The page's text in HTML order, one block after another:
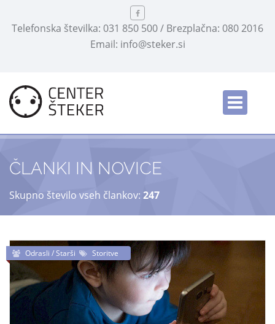
Telefonska številka: 031 850 500 / Brezplačna: 080 2016
Email: info@steker.si
ČLANKI IN NOVICE
Skupno število vseh člankov: 247
Odrasli / Starši Storitve